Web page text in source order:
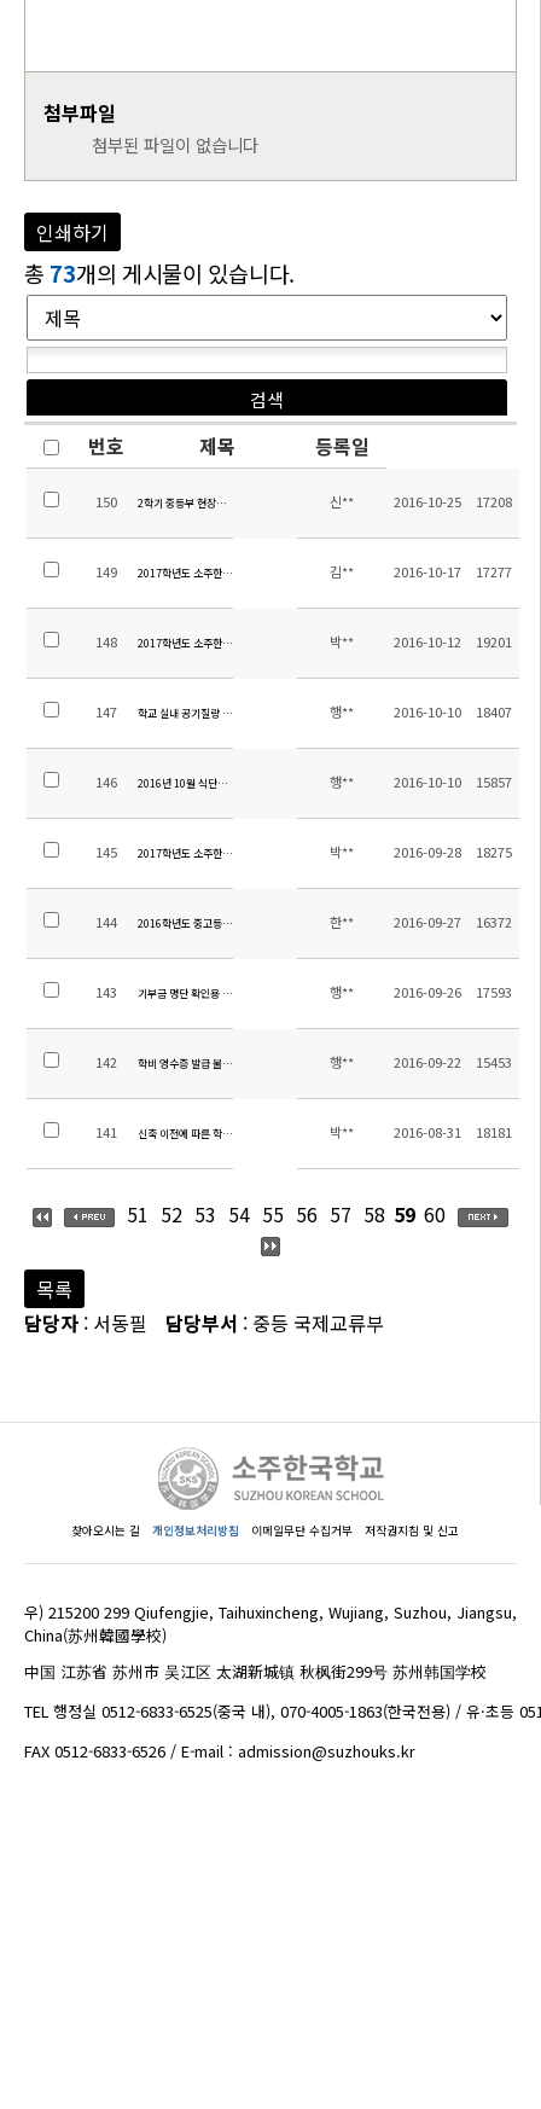
첨부파일
첨부된 파일이 없습니다
인쇄하기
총 73개의 게시물이 있습니다.
번호 제목 등록일
150 2학기 중등부 현장체험학습 학생, 학부모 만족도 조사 결과 공지
신** 2016-10-25 17208
149 2017학년도 소주한국학교 교원 초빙 공고 김** 2016-10-17 17277
148 2017학년도 소주한국학교 급식운영 용역업체 선정 재공고(긴급)
박** 2016-10-12 19201
147 학교 실내 공기질량 측정 및 운동장 인조잔디 결과보고서 공지
행** 2016-10-10 18407
146 2016년 10월 식단표 알림 행** 2016-10-10 15857
145 2017학년도 소주한국학교 급식운영 용역업체 선정 공고
박** 2016-09-28 18275
144 2016학년도 중고등부 2학기 학업성적평가계획 안내
한** 2016-09-27 16372
143 기부금 명단 확인용 공지 행** 2016-09-26 17593
142 학비 영수증 발급 불가기간 통지 행** 2016-09-22 15453
141 신축 이전에 따른 학생 안전 지도 강화 계획(수정)
박** 2016-08-31 18181
51 52 53 54 55 56 57 58 59 60
목록
담당자 : 서동필 담당부서 : 중등 국제교류부
찾아오시는 길 개인정보처리방침 이메일무단 수집거부 저작권지침 및 신고
우) 215200 299 Qiufengjie, Taihuxincheng, Wujiang, Suzhou, Jiangsu,
China(苏州韓國學校)
中国 江苏省 苏州市 吴江区 太湖新城镇 秋枫街299号 苏州韩国学校
TEL 행정실 0512-6833-6525(중국 내), 070-4005-1863(한국전용) / 유·초등
FAX 0512-6833-6526 / E-mail : admission@suzhouks.kr